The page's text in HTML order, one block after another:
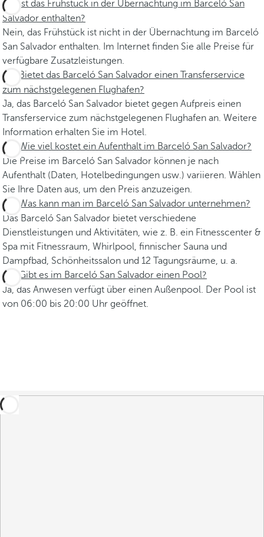
Ist das Frühstück in der Übernachtung im Barceló San
Salvador enthalten?
Nein, das Frühstück ist nicht in der Übernachtung im Barceló
San Salvador enthalten. Im Internet finden Sie alle Preise für
verfügbare Zusatzleistungen.
Bietet das Barceló San Salvador einen Transferservice
zum nächstgelegenen Flughafen?
Ja, das Barceló San Salvador bietet gegen Aufpreis einen
Transferservice zum nächstgelegenen Flughafen an. Weitere
Information erhalten Sie im Hotel.
Wie viel kostet ein Aufenthalt im Barceló San Salvador?
Die Preise im Barceló San Salvador können je nach
Aufenthalt (Daten, Hotelbedingungen usw.) variieren. Wählen
Sie Ihre Daten aus, um den Preis anzuzeigen.
Was kann man im Barceló San Salvador unternehmen?
Das Barceló San Salvador bietet verschiedene
Dienstleistungen und Aktivitäten, wie z. B. ein Fitnesscenter &
Spa mit Fitnessraum, Whirlpool, finnischer Sauna und
Dampfbad, Schönheitssalon und 12 Tagungsräume, u. a.
Gibt es im Barceló San Salvador einen Pool?
Ja, das Anwesen verfügt über einen Außenpool. Der Pool ist
von 06:00 bis 20:00 Uhr geöffnet.